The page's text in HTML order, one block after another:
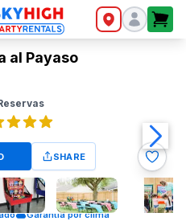
al Payaso
SHARE
Garantía por clima